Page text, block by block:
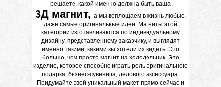
решаете, какой именно должна быть ваша
3Д магнит, а мы воплощаем в жизнь любые,
даже самые оригинальные идеи. Магниты этой
категории изготавливаются по индивидуальному
дизайну, представленному заказчику, и выглядят
именно такими, какими вы хотели их видеть. Это
больше, чем просто магнит на холодельник. Это
изделие, которое способно играть роль оригинального
подарка, бизнес-сувенира, делового аксессуара.
Придумайте свой уникальный макет прямо сейчас и